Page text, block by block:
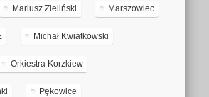
Mariusz Zieliński Marszowiec
Michał Kwiatkowski
Orkiestra Korzkiew
Pękowice